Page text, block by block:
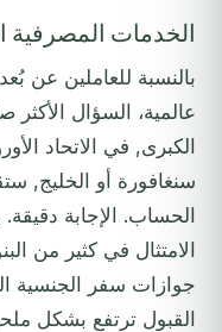
الخدمات المصرفية
بالنسبة للعاملين عن
عالمية، السؤال الأكثر
الكبرى, في الاتحاد
سنغافورة أو الخليج,
الامتثال في كثير من
جوازات سفر الجنسية
القبول ترتفع بشكل